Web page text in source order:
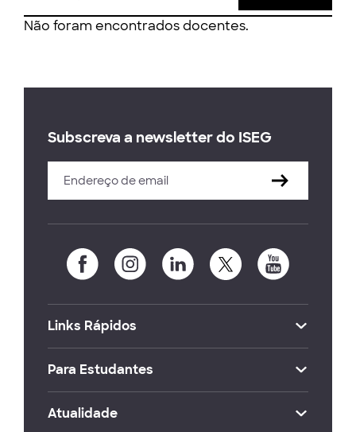
Não foram encontrados docentes.
Subscreva a newsletter do ISEG
Links Rápidos
Para Estudantes
Atualidade